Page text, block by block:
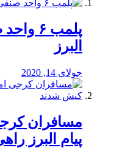
پلمب
البرز
جولای 14, 2020
مسافران
پیام البرز